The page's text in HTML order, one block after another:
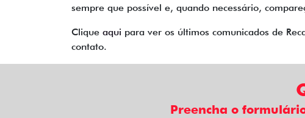
sempre que possível e, quando necessário,
Clique aqui para ver os últimos comunicados de
contato.
Preencha o